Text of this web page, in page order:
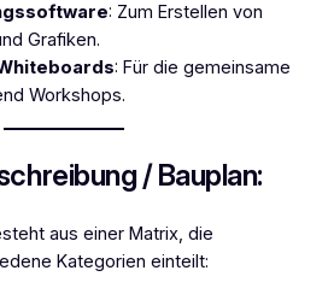
: Zum Erstellen von
Grafiken.
: Für die gemeinsame
Workshops.
/ Bauplan:
aus einer Matrix, die
Kategorien einteilt: